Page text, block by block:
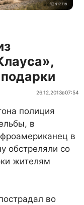
26.12.2013в07:54
полиция
в
в
обстреляли со
жителям
во